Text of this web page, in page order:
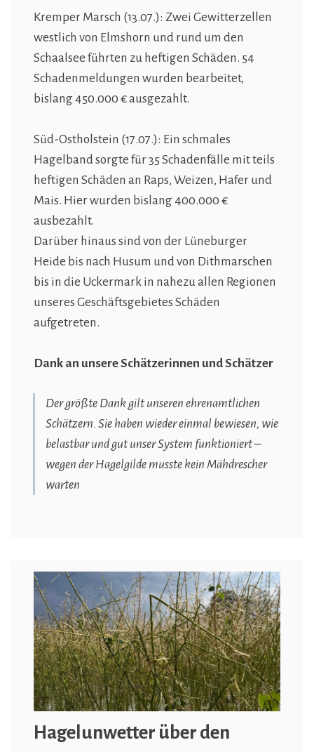
Kremper Marsch (13.07.): Zwei Gewitterzellen
westlich von Elmshorn und rund um den
Schaalsee führten zu heftigen Schäden. 54
Schadenmeldungen wurden bearbeitet,
bislang 450.000 € ausgezahlt.
Süd-Ostholstein (17.07.): Ein schmales
Hagelband sorgte für 35 Schadenfälle mit teils
heftigen Schäden an Raps, Weizen, Hafer und
Mais. Hier wurden bislang 400.000 €
ausbezahlt.
Darüber hinaus sind von der Lüneburger
Heide bis nach Husum und von Dithmarschen
bis in die Uckermark in nahezu allen Regionen
unseres Geschäftsgebietes Schäden
aufgetreten.
Dank an unsere Schätzerinnen und Schätzer
Der größte Dank gilt unseren ehrenamtlichen
Schätzern. Sie haben wieder einmal bewiesen, wie
belastbar und gut unser System funktioniert –
wegen der Hagelgilde musste kein Mähdrescher
warten
Hagelunwetter über den